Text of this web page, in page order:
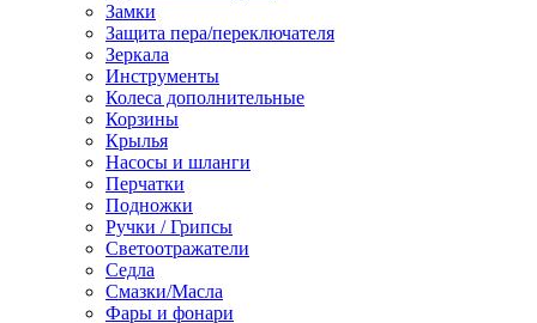
Замки
Защита пера/переключателя
Зеркала
Инструменты
Колеса дополнительные
Корзины
Крылья
Насосы и шланги
Перчатки
Подножки
Ручки / Грипсы
Светоотражатели
Седла
Смазки/Масла
Фары и фонари